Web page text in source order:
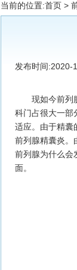
当前的位置:首页 >
发布时间:2020-
现如今前列腺
科门占很大一部
适应。由于精囊
前列腺精囊炎。
前列腺为什么会
面。